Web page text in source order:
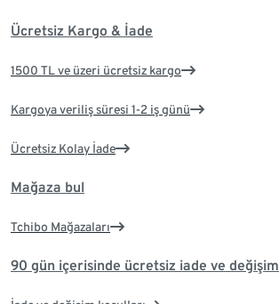
Ücretsiz Kargo & İade
1500 TL ve üzeri ücretsiz kargo
Kargoya veriliş süresi 1-2 iş günü
Ücretsiz Kolay İade
Mağaza bul
Tchibo Mağazaları
90 gün içerisinde ücretsiz iade ve değişim